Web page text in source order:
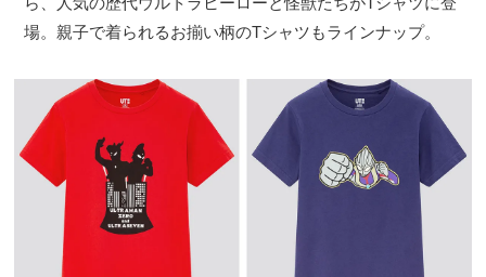
場。親子で着られるお揃い柄のTシャツもラインナップ。